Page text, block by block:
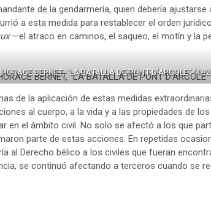
de la gendarmería, quien debería
a esta medida para restablecer el orden
—el atraco en caminos, el saqueo, el motín y la
HORACE BERNET, “LA BATALLA DE PONT D’ARCOLE”
de la aplicación de estas medidas
al cuerpo, a la vida y a las propiedades de
en el ámbito civil. No solo se afectó a los que
parte de estas acciones. En repetidas
al Derecho bélico a los civiles que fueran
se continuó afectando a terceros cuando se